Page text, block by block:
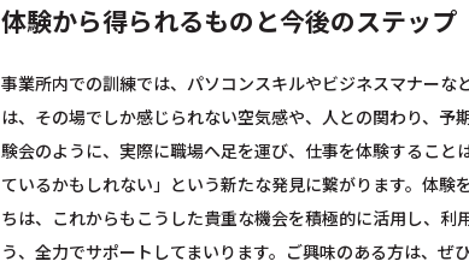
体験から得られるものと今後のステップ
事業所内での訓練では、パソコンスキルやビジネスマナー
は、その場でしか感じられない空気感や、人との関わり、
験会のように、実際に職場へ足を運び、仕事を体験するこ
ているかもしれない」という新たな発見に繋がります。体
ちは、これからもこうした貴重な機会を積極的に活用し、
う、全力でサポートしてまいります。ご興味のある方は、ぜ